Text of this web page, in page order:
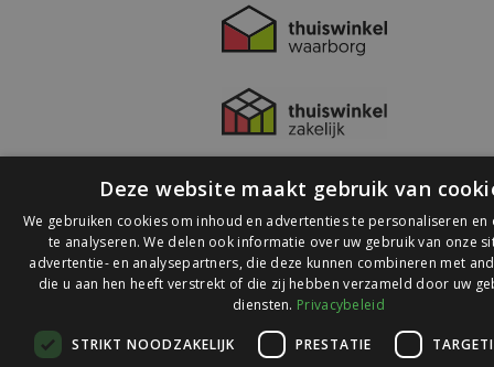
© 2026 Ledlichtdiscounter.nl
op
Deze website maakt gebruik van
We gebruiken cookies om inhoud en advertenties te personaliseren en
te analyseren. We delen ook informatie over uw gebruik van onze
advertentie- en analysepartners, die deze kunnen combineren met
die u aan hen heeft verstrekt of die zij hebben verzameld door uw
diensten. Privacybeleid
STRIKT NOODZAKELIJK PRESTATIE